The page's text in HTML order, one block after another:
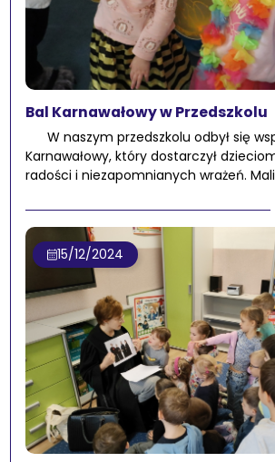
Bal Karnawałowy w Przedszkolu
W naszym przedszkolu odbył się
Karnawałowy, który dostarczył
radości i niezapomnianych wrażeń.
15/12/2024